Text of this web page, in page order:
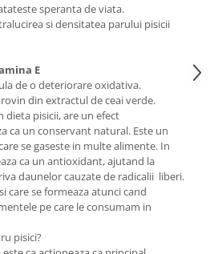
speranta de viata.
si densitatea parului pisicii
E
de o deteriorare oxidativa.
din extractul de ceai verde.
dieta pisicii, are un efect
ca un conservant natural. Este un
se gaseste in multe alimente. In
ca un antioxidant, ajutand la
daunelor cauzate de radicalii liberi.
care se formeaza atunci cand
pe care le consumam in
pisici?